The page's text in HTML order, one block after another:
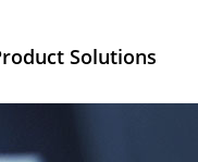
Solutions